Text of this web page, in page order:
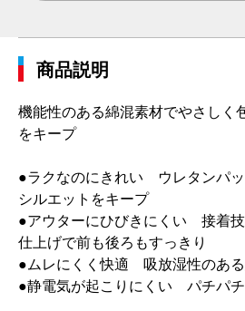
商品説明
機能性のある綿混素材でやさしく
をキープ
●ラクなのにきれい ウレタンパッ
シルエットをキープ
●アウターにひびきにくい 接着技
仕上げで前も後ろもすっきり
●ムレにくく快適 吸放湿性のあ
●静電気が起こりにくい パチパチ